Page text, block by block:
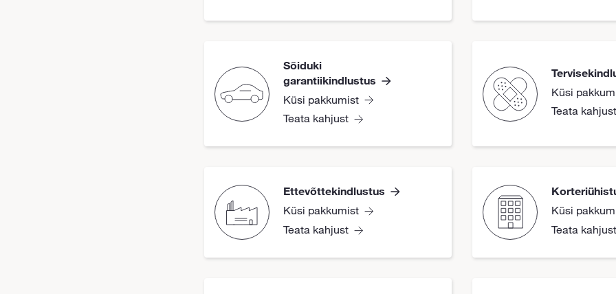
Sõiduki
garantiikindlustus
Küsi pakkumist
Teata kahjust
Küsi
Teata kahjust
Ettevõttekindlustus
Küsi pakkumist
Teata kahjust
Küsi
Teata kahjust